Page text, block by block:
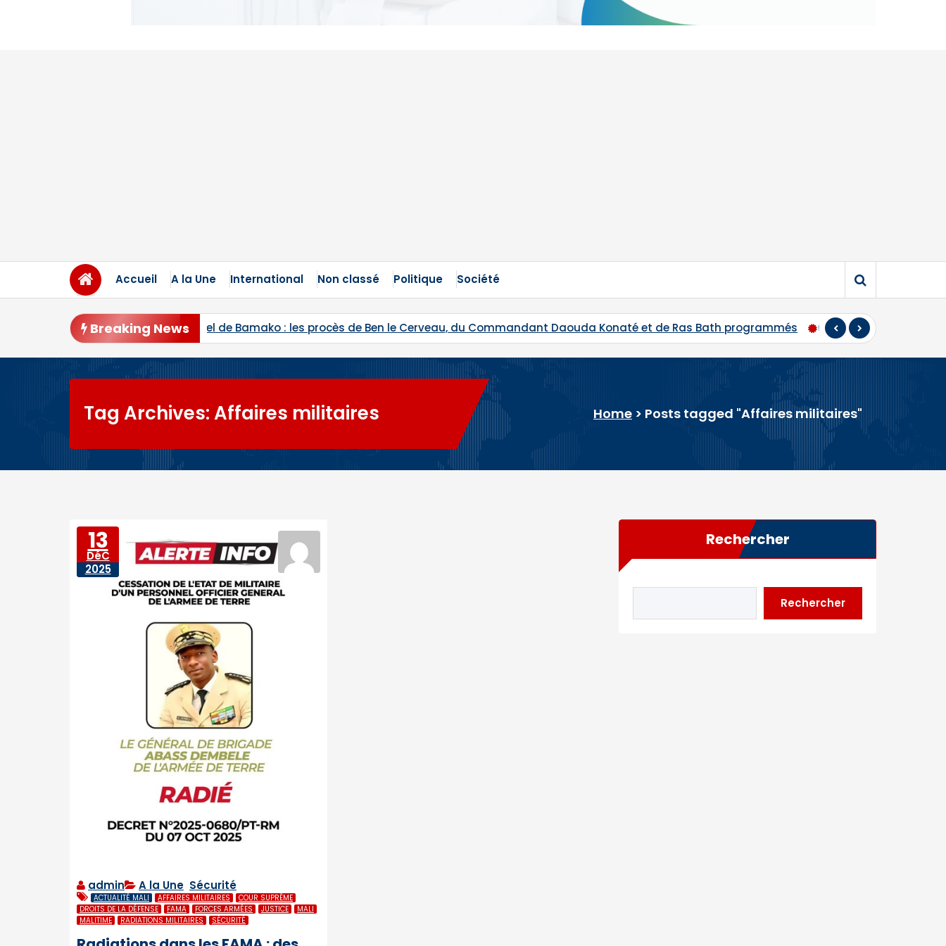
Accueil A la Une International Non classé Politique Société
Breaking News
d’appel de Bamako : les procès de Ben le Cerveau, du Commandant Daouda Konaté et de Ras Bath programmés Hadj 2026 : départ du premier contingent de
Tag Archives: Affaires militaires Home > Posts tagged "Affaires militaires"
13
DéC
2025
admin A la Une Sécurité
ACTUALITÉ MALI AFFAIRES MILITAIRES
COUR SUPRÊME
DROITS DE LA DÉFENSE
FAMA FORCES ARMÉES JUSTICE
MALI
MALITIME
RADIATIONS MILITAIRES SÉCURITÉ
Rechercher
Rechercher